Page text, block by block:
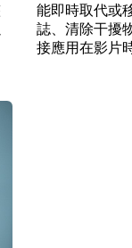
能即時取代或
誌、清除干擾
接應用在影片